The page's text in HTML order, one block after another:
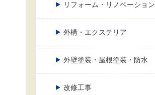
リフォーム・リノベーション
外構・エクステリア
外壁塗装・屋根塗装・防水
改修工事